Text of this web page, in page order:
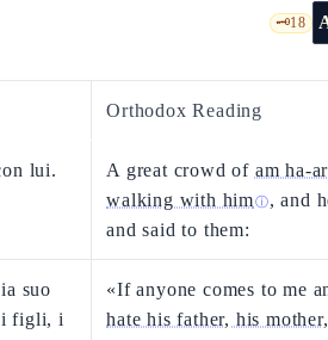
🗝️18
Orthodox Reading
lui.
A great crowd of am ha-
walking with himⓘ, and
and said to them:
suo
i figli, i
«If anyone comes to me
hate his father, his